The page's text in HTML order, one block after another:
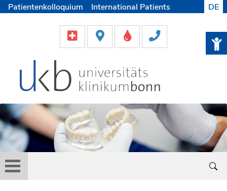
Patientenkolloquium
International Patients
Helfen & Spenden
Medien
DE